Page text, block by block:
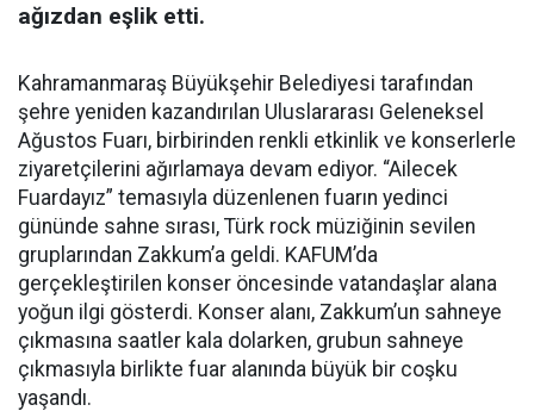
ağızdan eşlik etti.
Kahramanmaraş Büyükşehir Belediyesi tarafından
şehre yeniden kazandırılan Uluslararası Geleneksel
Ağustos Fuarı, birbirinden renkli etkinlik ve konserlerle
ziyaretçilerini ağırlamaya devam ediyor. “Ailecek
Fuardayız” temasıyla düzenlenen fuarın yedinci
gününde sahne sırası, Türk rock müziğinin sevilen
gruplarından Zakkum’a geldi. KAFUM’da
gerçekleştirilen konser öncesinde vatandaşlar alana
yoğun ilgi gösterdi. Konser alanı, Zakkum’un sahneye
çıkmasına saatler kala dolarken, grubun sahneye
çıkmasıyla birlikte fuar alanında büyük bir coşku
yaşandı.